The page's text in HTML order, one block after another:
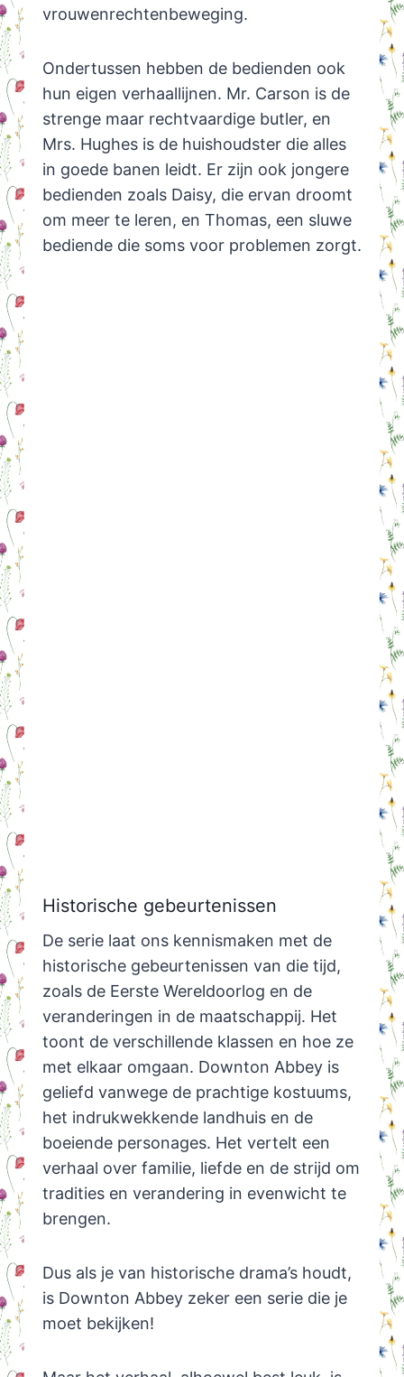
vrouwenrechtenbeweging.
Ondertussen hebben de bedienden ook
hun eigen verhaallijnen. Mr. Carson is de
strenge maar rechtvaardige butler, en
Mrs. Hughes is de huishoudster die alles
in goede banen leidt. Er zijn ook jongere
bedienden zoals Daisy, die ervan droomt
om meer te leren, en Thomas, een sluwe
bediende die soms voor problemen zorgt.
Historische gebeurtenissen
De serie laat ons kennismaken met de
historische gebeurtenissen van die tijd,
zoals de Eerste Wereldoorlog en de
veranderingen in de maatschappij. Het
toont de verschillende klassen en hoe ze
met elkaar omgaan. Downton Abbey is
geliefd vanwege de prachtige kostuums,
het indrukwekkende landhuis en de
boeiende personages. Het vertelt een
verhaal over familie, liefde en de strijd om
tradities en verandering in evenwicht te
brengen.
Dus als je van historische drama’s houdt,
is Downton Abbey zeker een serie die je
moet bekijken!